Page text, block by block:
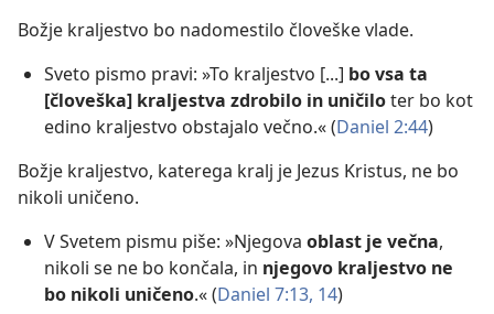
Božje kraljestvo bo nadomestilo človeške vlade.
Sveto pismo pravi: »To kraljestvo [...] bo vsa ta
[človeška] kraljestva zdrobilo in uničiloter bo kot
edino kraljestvo obstajalo večno.« (Daniel 2:44)
Božje kraljestvo, katerega kralj je Jezus Kristus, ne bo
nikoli uničeno.
V Svetem pismu piše: »Njegova oblast je večna,
nikoli se ne bo končala, in njegovo kraljestvo ne
bo nikoli uničeno.« (Daniel 7:13, 14)